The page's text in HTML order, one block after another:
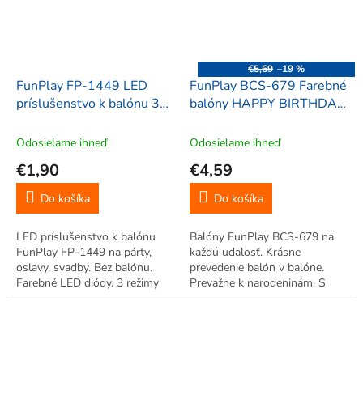
FunPlay FP-1449 LED
príslušenstvo k balónu 3
Odosielame ihneď
€1,90
Do košíka
LED príslušenstvo k balónu
FunPlay FP-1449 na párty,
oslavy, svadby. Bez balónu.
Farebné LED diódy. 3 režimy
svietenia.
€5,69 –19 %
FunPlay BCS-679 Farebné
balóny HAPPY BIRTHDAY,
Odosielame ihneď
€4,59
Do košíka
Balóny FunPlay BCS-679 na
každú udalosť. Krásne
prevedenie balón v balóne.
Prevažne k narodeninám. S
nápisom.